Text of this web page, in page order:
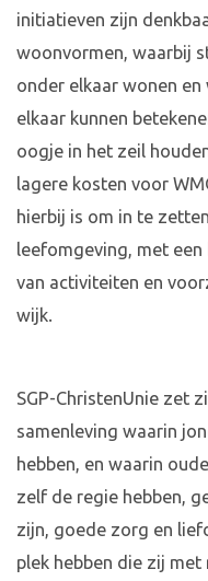
initiatieven zijn
woonvormen, waarbij
onder elkaar wonen
elkaar kunnen
oogje in het zeil
lagere kosten voor
hierbij is om in te
leefomgeving, met
van activiteiten en
wijk.
SGP-ChristenUnie zet
samenleving waarin
hebben, en waarin
zelf de regie hebben,
zijn, goede zorg en
plek hebben die zij